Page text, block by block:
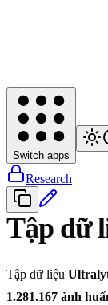
Switch apps
Research
Tập dữ
Tập dữ liệu
1.281.167 ảnh